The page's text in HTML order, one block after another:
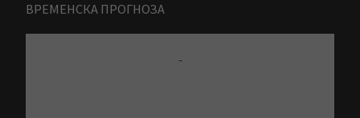
ВРЕМЕНСКА ПРОГНОЗА
-